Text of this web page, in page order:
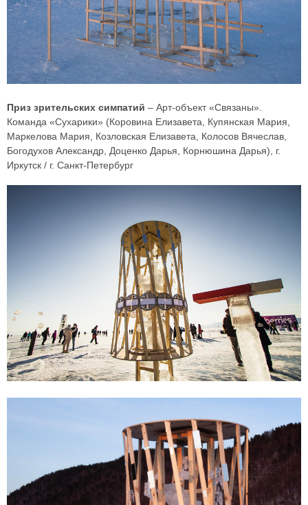
Приз зрительских симпатий – Арт-объект «Связаны».
Команда «Сухарики» (Коровина Елизавета, Купянская Мария,
Маркелова Мария, Козловская Елизавета, Колосов Вячеслав,
Богодухов Александр, Доценко Дарья, Корнюшина Дарья), г.
Иркутск / г. Санкт-Петербург